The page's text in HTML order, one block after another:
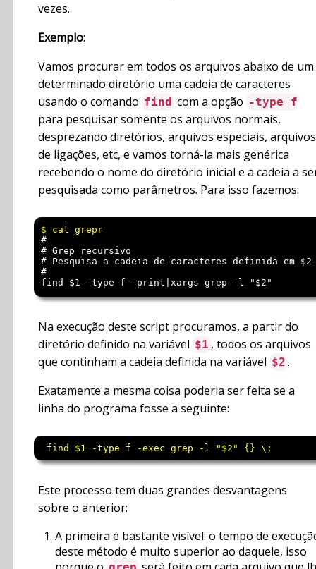
vezes.
Exemplo:
Vamos procurar em todos os arquivos abaixo de um
determinado diretório uma cadeia de caracteres
usando o comando find com a opção -type f
para pesquisar somente os arquivos normais,
desprezando diretórios, arquivos especiais, arquivos
de ligações, etc, e vamos torná-la mais genérica
recebendo o nome do diretório inicial e a cadeia a
pesquisada como parâmetros. Para isso fazemos:
#
# Grep recursivo
# Pesquisa a cadeia de caracteres definida em
#
Na execução deste script procuramos, a partir do
diretório definido na variável $1 , todos os arquivos
que continham a cadeia definida na variável $2 .
Exatamente a mesma coisa poderia ser feita se a
linha do programa fosse a seguinte:
find $1 -type f -exec grep -l "$2" {} \;
Este processo tem duas grandes desvantagens
sobre o anterior:
A primeira é bastante visível: o tempo de
deste método é muito superior ao daquele, isso